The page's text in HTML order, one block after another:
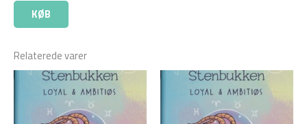
KØB
Relaterede varer